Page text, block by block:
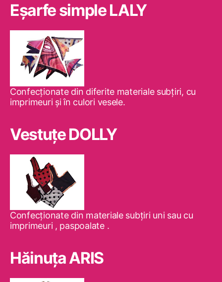
Eşarfe simple LALY
Confecţionate din diferite materiale subţiri, cu
imprimeuri şi în culori vesele.
Vestuţe DOLLY
Confecţionate din materiale subţiri uni sau cu
imprimeuri , paspoalate .
Hăinuţa ARIS